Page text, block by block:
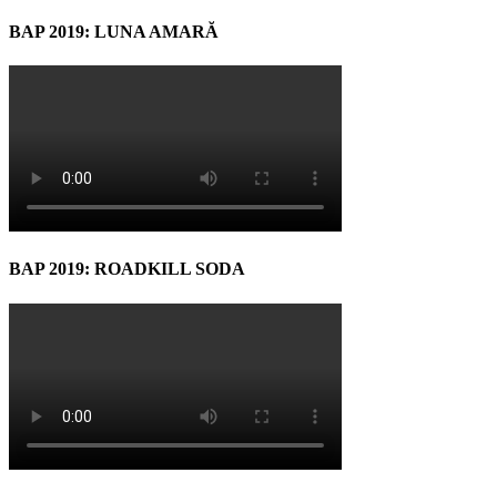
BAP 2019: LUNA AMARĂ
BAP 2019: ROADKILL SODA